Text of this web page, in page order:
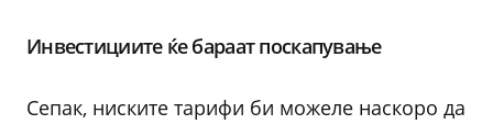
Инвестициите ќе бараат поскапување
Сепак, ниските тарифи би можеле наскоро да